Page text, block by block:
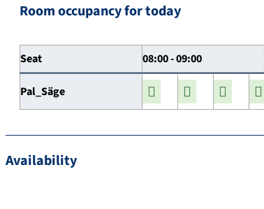
Room occupancy for today
Seat 08:00 - 09:00
Pal_Säge
Availability